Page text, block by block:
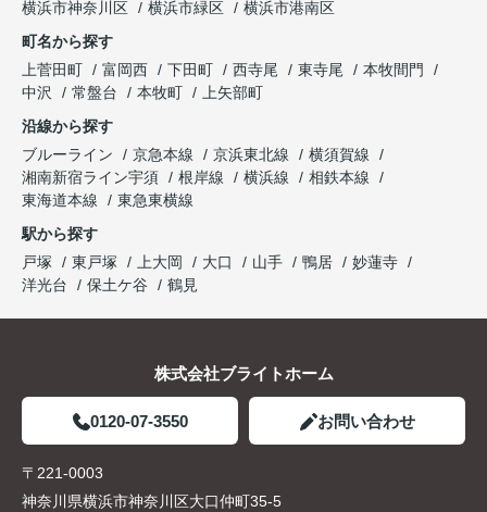
横浜市神奈川区
横浜市緑区
横浜市港南区
町名から探す
上菅田町
富岡西 下田町 西寺尾 東寺尾
本牧間門
中沢
常盤台 本牧町
上矢部町
沿線から探す
ブルーライン
京急本線 京浜東北線
横須賀線
湘南新宿ライン宇須
根岸線 横浜線
相鉄本線
東海道本線
東急東横線
駅から探す
戸塚
東戸塚 上大岡 大口 山手 鴨居
妙蓮寺
洋光台
保土ケ谷 鶴見
株式会社ブライトホーム
0120-07-3550 お問い合わせ
〒221-0003
神奈川県横浜市神奈川区大口仲町35-5